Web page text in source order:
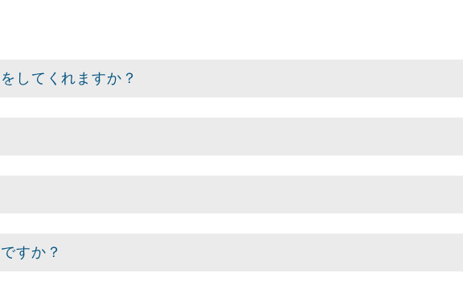
してくれますか？
すか？